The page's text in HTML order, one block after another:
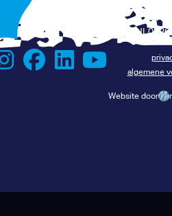
verhaal van René
BTW:
algemene
Website door